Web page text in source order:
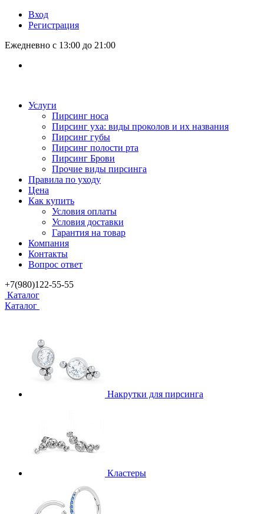
Вход
Регистрация
Ежедневно с 13:00 до 21:00
Услуги
Пирсинг носа
Пирсинг уха: виды проколов и их названия
Пирсинг губы
Пирсинг полости рта
Пирсинг Брови
Прочие виды пирсинга
Правила по уходу
Цена
Как купить
Условия оплаты
Условия доставки
Гарантия на товар
Компания
Контакты
Вопрос ответ
+7(980)122-55-55
Каталог
Каталог
Накрутки для пирсинга
Кластеры